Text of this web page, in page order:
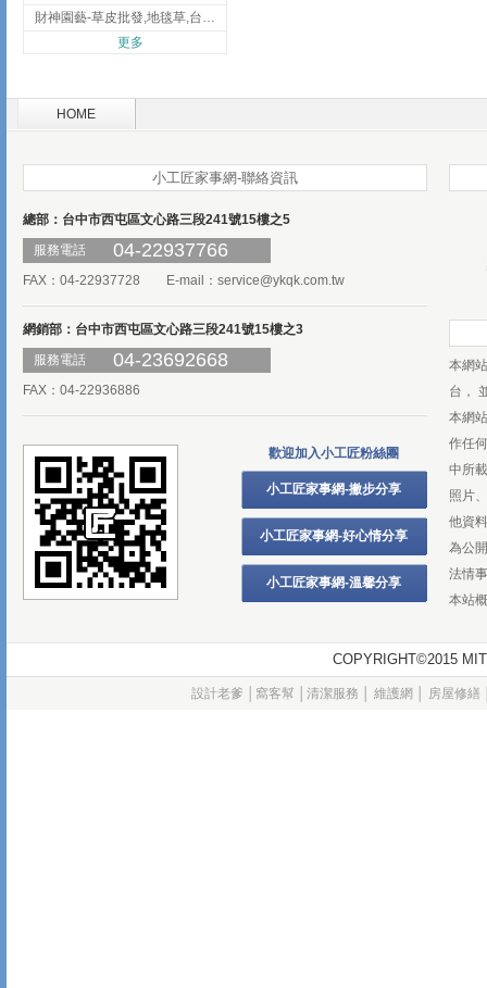
財神園藝-草皮批發,地毯草,台北草,彰化地毯草,彰化台北草
更多
HOME
小工匠家事網-聯絡資訊
總部：台中市西屯區文心路三段241號15樓之5
服務電話
04-22937766
FAX：04-22937728 E-mail： service@ykqk.com.tw
網銷部：台中市西屯區文心路三段241號15樓之3
服務電話
04-23692668
FAX：04-22936886
歡迎加入小工匠粉絲團
小工匠家事網-撇步分享
小工匠家事網-好心情分享
小工匠家事網-溫馨分享
本網
台，
本網
作任
中所
照片
他資
為公
法情
本站
COPYRIGHT©2015
設計老爹 窩客幫 清潔服務 維護網 房屋修繕